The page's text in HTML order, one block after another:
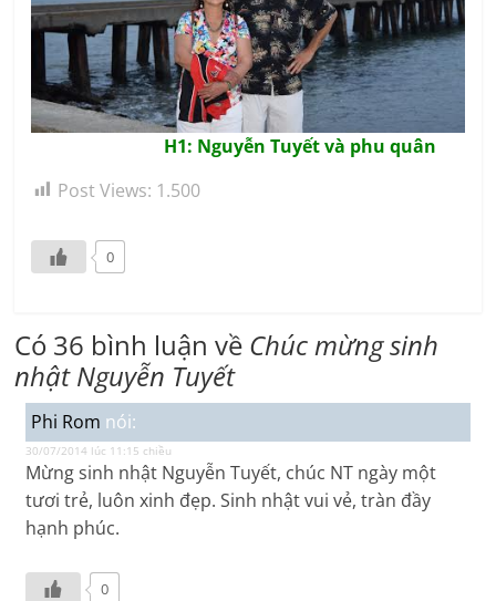
H1: Nguyễn Tuyết và phu quân
Post Views: 1.500
0
Có 36 bình luận về Chúc mừng sinh
nhật Nguyễn Tuyết
Phi Rom nói:
30/07/2014 lúc 11:15 chiều
Mừng sinh nhật Nguyễn Tuyết, chúc NT ngày một
tươi trẻ, luôn xinh đẹp. Sinh nhật vui vẻ, tràn đầy
hạnh phúc.
0